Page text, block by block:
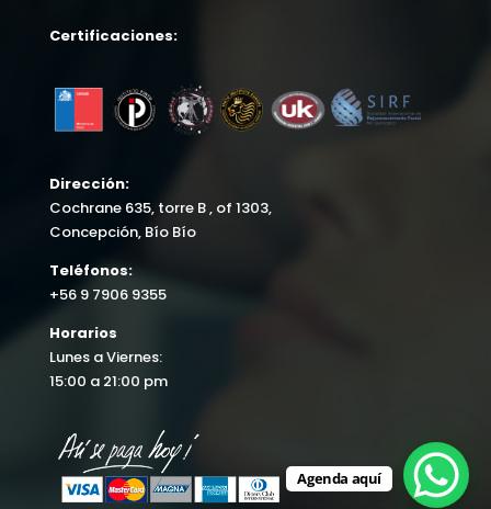
Certificaciones:
Dirección:
Cochrane 635, torre B , of 1303,
Concepción, Bío Bío
Teléfonos:
+56 9 7906 9355
Horarios
Lunes a Viernes:
15:00 a 21:00 pm
Agenda aquí